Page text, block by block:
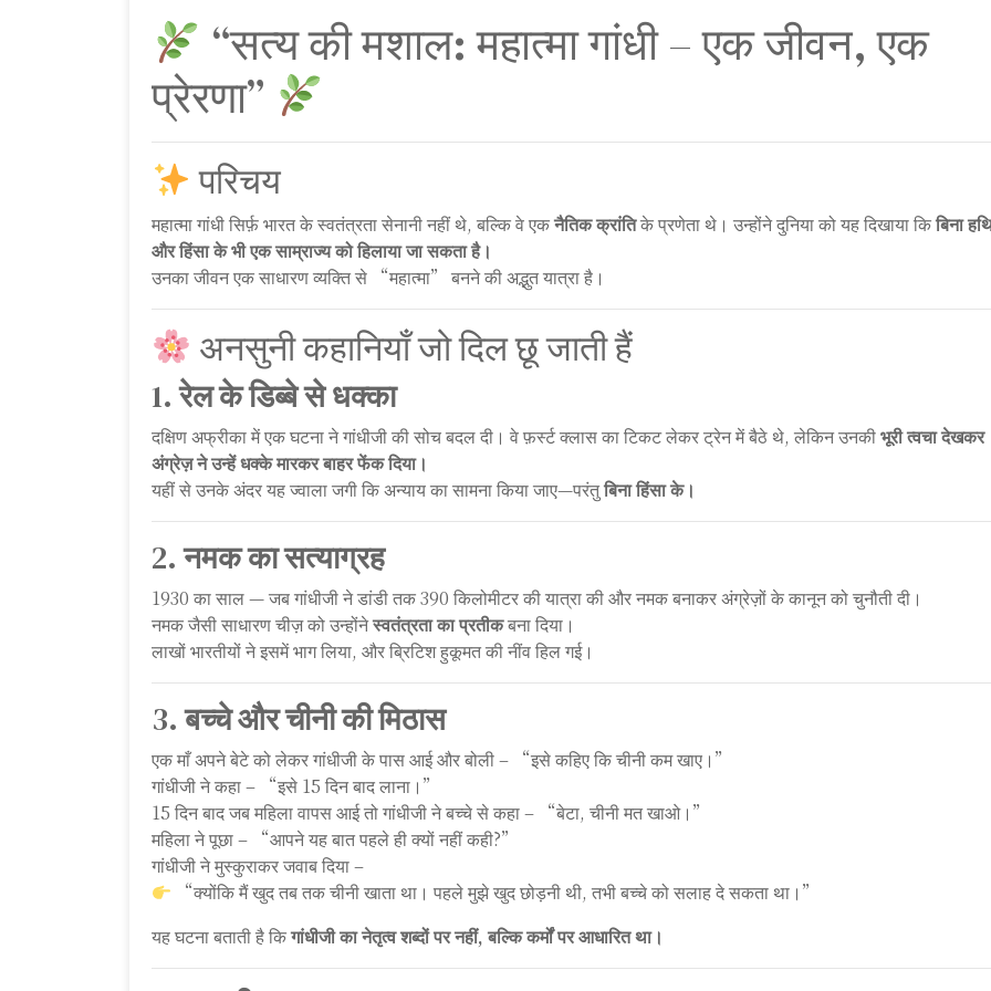
“सत्य की मशाल: महात्मा गांधी – एक जीवन, एक
प्रेरणा”
परिचय
महात्मा गांधी सिर्फ़ भारत के स्वतंत्रता सेनानी नहीं थे, बल्कि वे एकनैतिक क्रांतिके प्रणेता थे। उन्होंने दुनिया को यह दिखाया किबिना
और हिंसा के भी एक साम्राज्य को हिलाया जा सकता है।
उनका जीवन एक साधारण व्यक्ति से “महात्मा” बनने की अद्भुत यात्रा है।
अनसुनी कहानियाँ जो दिल छू जाती हैं
1.रेल के डिब्बे से धक्का
दक्षिण अफ्रीका में एक घटना ने गांधीजी की सोच बदल दी। वे फ़र्स्ट क्लास का टिकट लेकर ट्रेन में बैठे थे, लेकिन उनकीभूरी त्वचा देखकर
अंग्रेज़ ने उन्हें धक्के मारकर बाहर फेंक दिया।
यहीं से उनके अंदर यह ज्वाला जगी कि अन्याय का सामना किया जाए—परंतुबिना हिंसा के।
2.नमक का सत्याग्रह
1930 का साल — जब गांधीजी ने डांडी तक 390 किलोमीटर की यात्रा की और नमक बनाकर अंग्रेज़ों के कानून को चुनौती दी।
नमक जैसी साधारण चीज़ को उन्होंनेस्वतंत्रता का प्रतीकबना दिया।
लाखों भारतीयों ने इसमें भाग लिया, और ब्रिटिश हुकूमत की नींव हिल गई।
3.बच्चे और चीनी की मिठास
एक माँ अपने बेटे को लेकर गांधीजी के पास आई और बोली – “इसे कहिए कि चीनी कम खाए।”
गांधीजी ने कहा – “इसे 15 दिन बाद लाना।”
15 दिन बाद जब महिला वापस आई तो गांधीजी ने बच्चे से कहा – “बेटा, चीनी मत खाओ।”
महिला ने पूछा – “आपने यह बात पहले ही क्यों नहीं कही?”
गांधीजी ने मुस्कुराकर जवाब दिया –
“क्योंकि मैं खुद तब तक चीनी खाता था। पहले मुझे खुद छोड़नी थी, तभी बच्चे को सलाह दे सकता था।”
यह घटना बताती है किगांधीजी का नेतृत्व शब्दों पर नहीं, बल्कि कर्मों पर आधारित था।